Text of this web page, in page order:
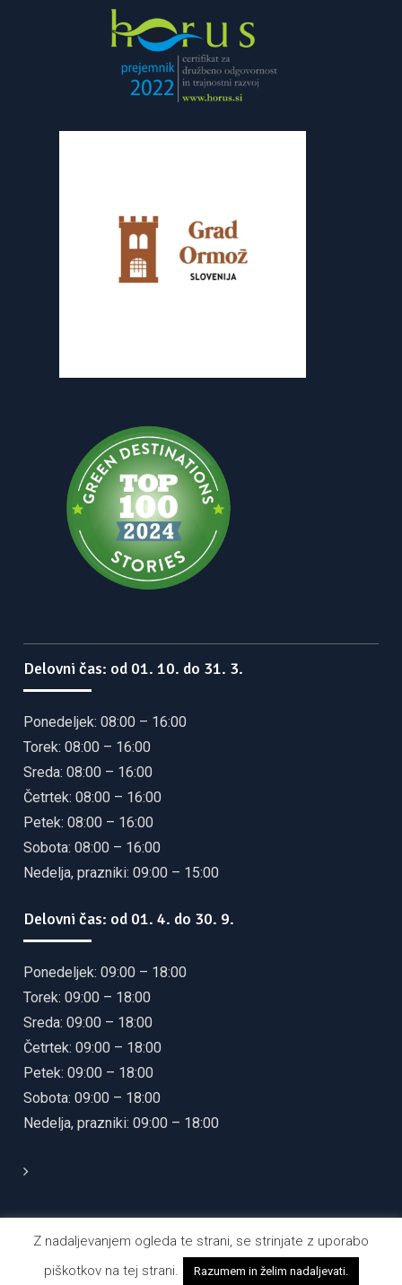
Delovni čas: od 01. 10. do 31. 3.
Ponedeljek: 08:00 – 16:00
Torek: 08:00 – 16:00
Sreda: 08:00 – 16:00
Četrtek: 08:00 – 16:00
Petek: 08:00 – 16:00
Sobota: 08:00 – 16:00
Nedelja, prazniki: 09:00 – 15:00
Delovni čas: od 01. 4. do 30. 9.
Ponedeljek: 09:00 – 18:00
Torek: 09:00 – 18:00
Sreda: 09:00 – 18:00
Četrtek: 09:00 – 18:00
Petek: 09:00 – 18:00
Sobota: 09:00 – 18:00
Nedelja, prazniki: 09:00 – 18:00
© 2021 JAVNI ZAVOD ZA TURIZEM KULTURO IN
Z nadaljevanjem ogleda te strani, se strinjate z uporabo
piškotkov na tej strani.
Razumem in želim nadaljevati.